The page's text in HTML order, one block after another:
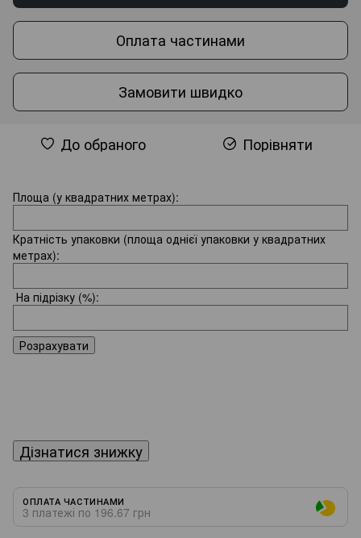
Оплата частинами
Замовити швидко
До обраного Порівняти
Площа (у квадратних метрах):
Кратність упаковки (площа однієї упаковки у квадратних
метрах):
На підрізку (%):
Розрахувати
Дізнатися знижку
ОПЛАТА ЧАСТИНАМИ
3 платежі по 196.67 грн